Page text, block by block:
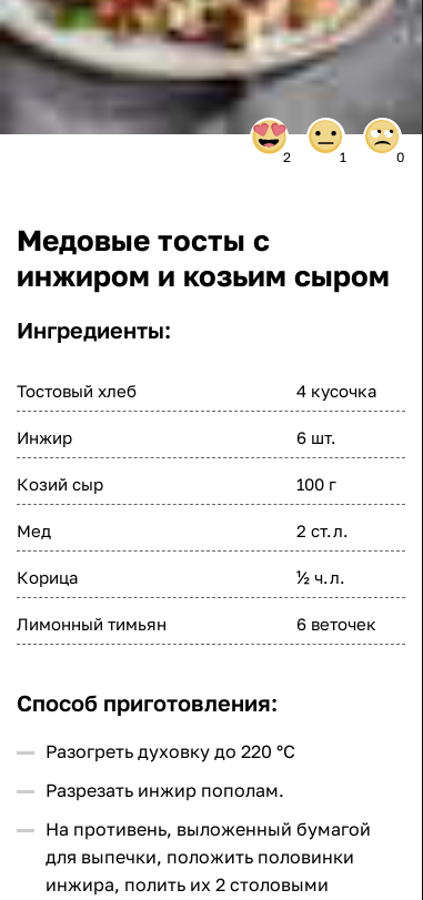
2 1 0
Медовые тосты с
инжиром и козьим сыром
Ингредиенты:
Тостовый хлеб 4 кусочка
Инжир 6 шт.
Козий сыр 100 г
Мед 2 ст.л.
Корица ½ ч.л.
Лимонный тимьян 6 веточек
Способ приготовления:
Разогреть духовку до 220 °C
Разрезать инжир пополам.
На противень, выложенный бумагой
для выпечки, положить половинки
инжира, полить их 2 столовыми